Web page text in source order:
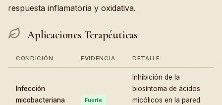
respuesta inflamatoria y oxidativa.
Aplicaciones Terapéuticas
CONDICIÓN EVIDENCIA DETALLE
Infección
micobacteriana
Fuerte
Inhibición de la
biosíntoma de ácidos
micólicos en la pared